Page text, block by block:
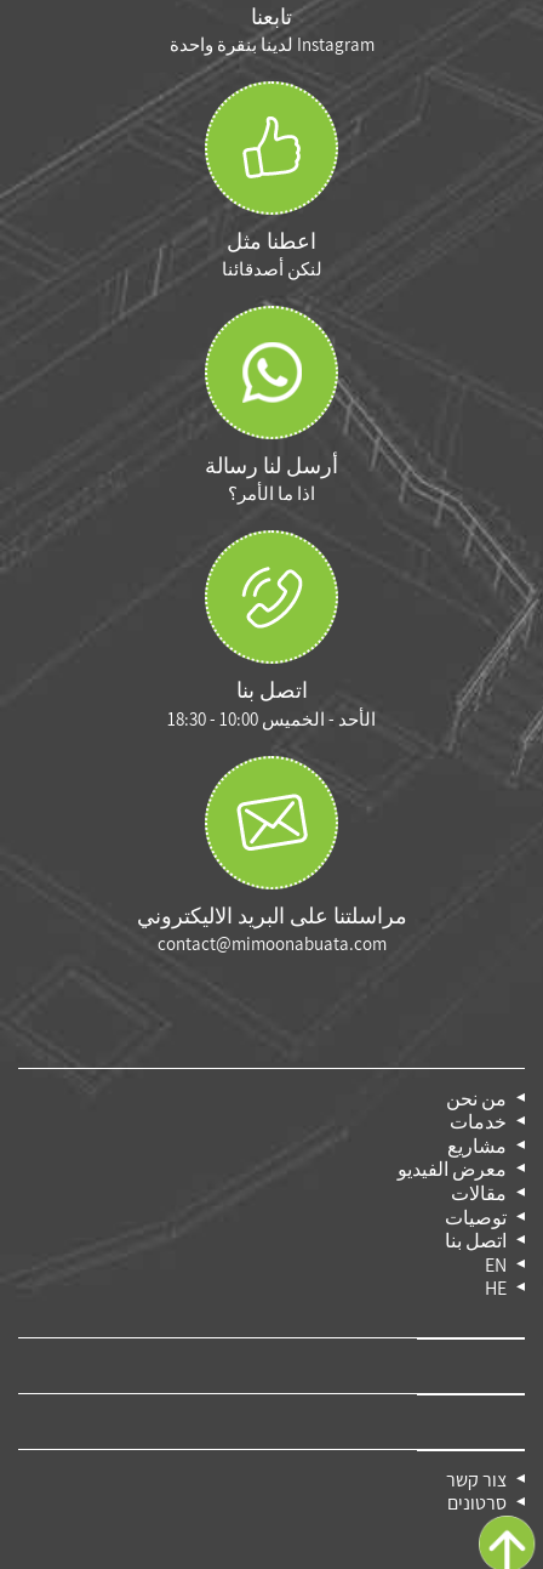
تابعنا
Instagram لدينا بنقرة واحدة
اعطنا مثل
لنكن أصدقائنا
أرسل لنا رسالة
اذا ما الأمر؟
اتصل بنا
الأحد - الخميس 10:00 - 18:30
مراسلتنا على البريد الاليكتروني
contact@mimoonabuata.com
من نحن
خدمات
مشاريع
معرض الفيديو
مقالات
توصيات
اتصل بنا
EN
HE
צור קשר
סרטונים